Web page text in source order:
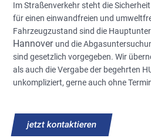
Im Straßenverkehr steht die
für einen einwandfreien und
Fahrzeugzustand sind die
Hannover und die
sind gesetzlich vorgegeben. Wir
als auch die Vergabe der begehrten
unkompliziert, gerne auch ohne
jetzt kontaktieren